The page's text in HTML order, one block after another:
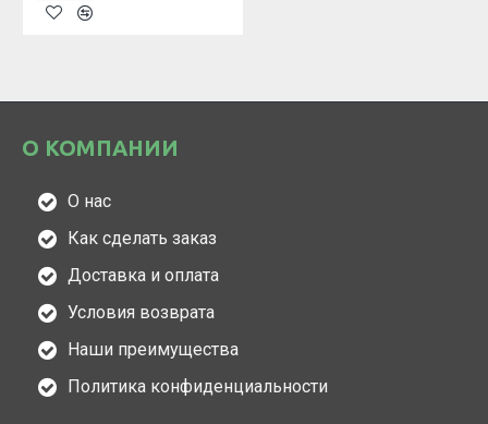
О КОМПАНИИ
О нас
Как сделать заказ
Доставка и оплата
Условия возврата
Наши преимущества
Политика конфиденциальности